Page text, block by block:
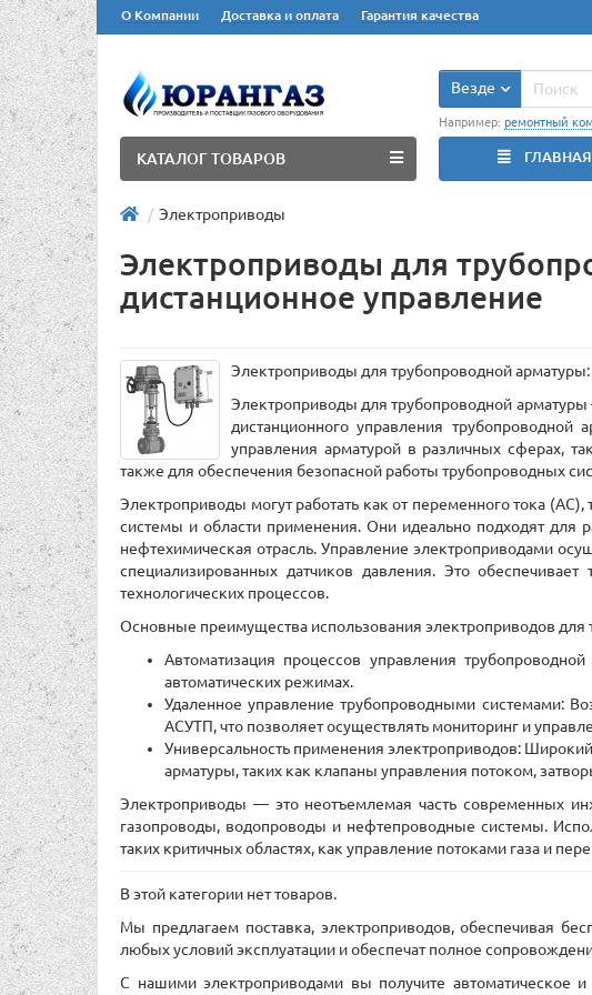
О Компании Доставка и оплата Гарантия качества
Везде
Например: ремонтный
ГЛАВНАЯ
КАТАЛОГ ТОВАРОВ
Электроприводы
Электроприводы для
дистанционное управление
Электроприводы для трубопроводной
Электроприводы для трубопроводной
дистанционного управления
управления арматурой в различных сферах,
также для обеспечения безопасной работы трубопроводных
Электроприводы могут работать как от переменного тока
системы и области применения. Они идеально подходят для
нефтехимическая отрасль. Управление электроприводами
специализированных датчиков давления. Это
технологических процессов.
Основные преимущества использования электроприводов для
Автоматизация процессов управления
автоматических режимах.
Удаленное управление трубопроводными системами:
АСУТП, что позволяет осуществлять мониторинг и
Универсальность применения электроприводов:
арматуры, таких как клапаны управления потоком,
Электроприводы — это неотъемлемая часть современных
газопроводы, водопроводы и нефтепроводные системы.
таких критичных областях, как управление потоками газа и
В этой категории нет товаров.
Мы предлагаем поставка, электроприводов, обеспечивая
любых условий эксплуатации и обеспечат полное
С нашими электроприводами вы получите автоматическое и